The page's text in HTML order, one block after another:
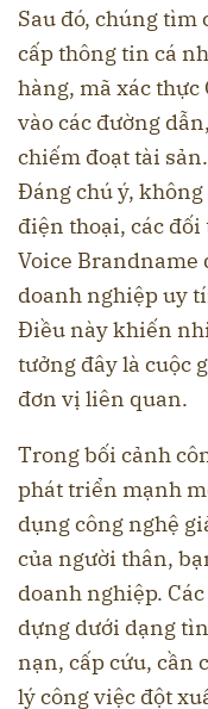
Sau đó, chúng tìm
cấp thông tin cá
hàng, mã xác thực
vào các đường
chiếm đoạt tài sản.
Đáng chú ý,
điện thoại, các
Voice Brandname
doanh nghiệp uy
Điều này khiến
tưởng đây là cuộc
đơn vị liên quan.
Trong bối cảnh
phát triển mạnh
dụng công nghệ
của người thân,
doanh nghiệp.
dựng dưới dạng
nạn, cấp cứu, cần
lý công việc đột